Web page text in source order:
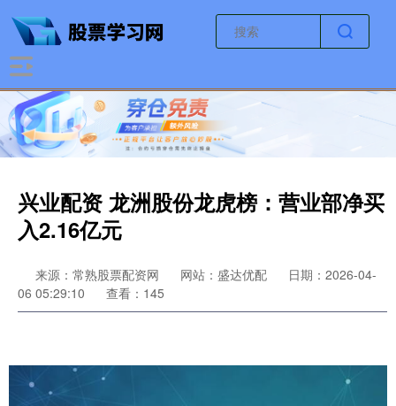
兴业配资 龙洲股份龙虎榜：营业部净买
入2.16亿元
来源：常熟股票配资网 网站：盛达优配
日期：2026-04-
06 05:29:10
查看：145